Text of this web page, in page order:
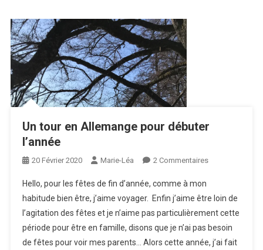
Un tour en Allemange pour débuter
l’année
20 Février 2020 Marie-Léa 2 CommentairesSur
En
Allemange
Pour
Débuter
Hello, pour les fêtes de fin d’année, comme à mon
habitude bien être, j’aime voyager. Enfin j’aime être loin de
l’agitation des fêtes et je n’aime pas particulièrement cette
période pour être en famille, disons que je n’ai pas besoin
de fêtes pour voir mes parents… Alors cette année, j’ai fait